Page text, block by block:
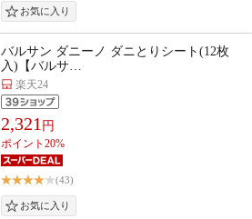
バルサン ダニーノ ダニとりシート(12枚
入)【バルサ…
楽天24
2,321 円
ポイント20%
(43)